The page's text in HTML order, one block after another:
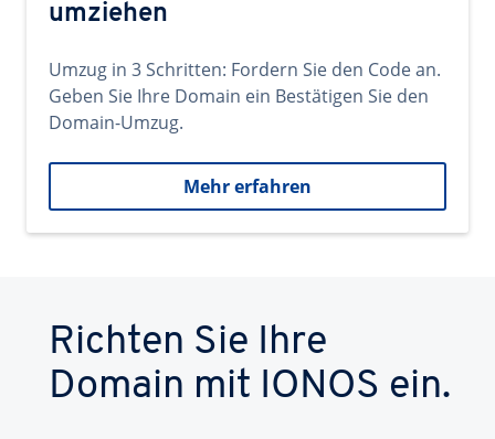
umziehen
Umzug in 3 Schritten: Fordern Sie den Code an.
Geben Sie Ihre Domain ein Bestätigen Sie den
Domain-Umzug.
Mehr erfahren
Richten Sie Ihre
Domain mit IONOS ein.